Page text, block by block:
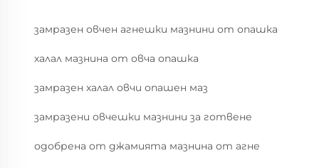
замразен овчен агнешки мазнини от опашка
халал мазнина от овча опашка
замразен халал овчи опашен маз
замразени овчешки мазнини за готвене
одобрена от джамията мазнина от агне